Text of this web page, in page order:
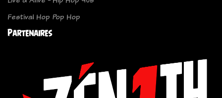
Festival Hop Pop Hop
Partenaires